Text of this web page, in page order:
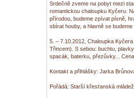
Srdečně zveme na pobyt mezi
romantickou chaloupku Kyčeru.
přírodou, budeme zpívat písně,
sbírat houby, a hlavně se
5. – 7.10.2012, Chaloupka
Třincem). S sebou: buchtu,
spacák, baterku, přezůvky...
Kontakt a přihlášky: Jarka
Pořádá: Starší křesťanská